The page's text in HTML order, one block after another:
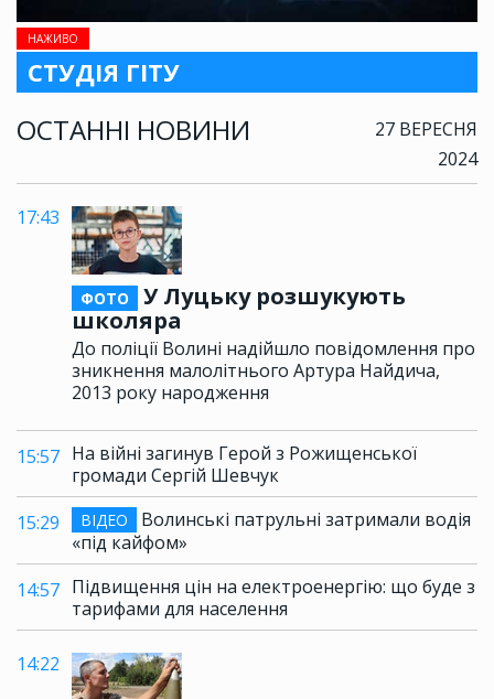
НАЖИВО
СТУДІЯ ГІТУ
ОСТАННІ НОВИНИ
27 ВЕРЕСНЯ
2024
17:43
ФОТО
У Луцьку розшукують
школяра
До поліції Волині надійшло повідомлення про
зникнення малолітнього Артура Найдича,
2013 року народження
15:57 На війні загинув Герой з Рожищенської
громади Сергій Шевчук
15:29
ВІДЕО
Волинські патрульні затримали водія
«під кайфом»
14:57 Підвищення цін на електроенергію: що буде з
тарифами для населення
14:22